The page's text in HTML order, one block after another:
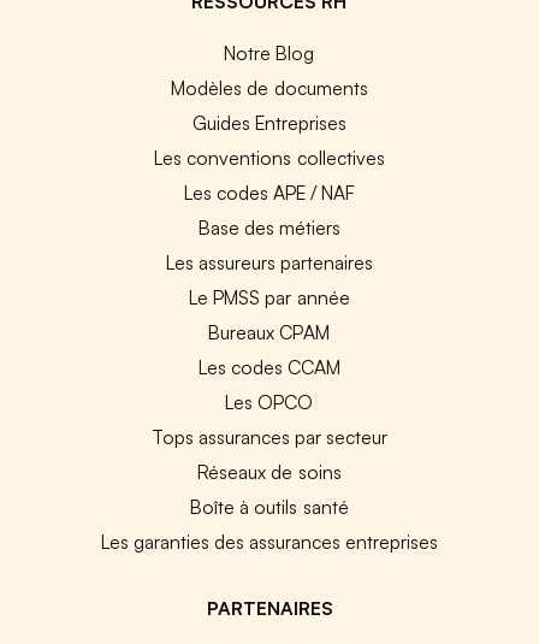
Notre Blog
Modèles de documents
Guides Entreprises
Les conventions collectives
Les codes APE / NAF
Base des métiers
Les assureurs partenaires
Le PMSS par année
Bureaux CPAM
Les codes CCAM
Les OPCO
Tops assurances par secteur
Réseaux de soins
Boîte à outils santé
Les garanties des assurances entreprises
PARTENAIRES